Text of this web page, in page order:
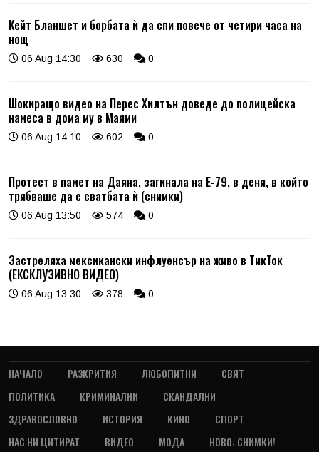
Кейт Бланшет и борбата ѝ да спи повече от четири часа на
нощ
06 Aug 14:30 630 0
Шокиращо видео на Перес Хилтън доведе до полицейска
намеса в дома му в Маями
06 Aug 14:10 602 0
Протест в памет на Даяна, загинала на Е-79, в деня, в който
трябваше да е сватбата ѝ (снимки)
06 Aug 13:50 574 0
Застреляха мексикански инфлуенсър на живо в ТикТок
(ЕКСКЛУЗИВНО ВИДЕО)
06 Aug 13:30 378 0
НАЧАЛО РАЗКРИТИЯ ЛЮБОПИТНИ
СВЯТ
ПОЛИТИКА
КРИМИНАЛНИ
СКАНДАЛНИ
ЗДРАВОСЛОВНО
ИСТОРИЯ КИНО
СПОРТ
НАС НИ ЦИТИРАТ
ВИДЕО МОДА
НОВО: СНИМКИ!